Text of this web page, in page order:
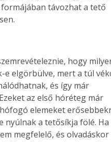
távozhat a tető
hogy
e elgörbülve, mert a túl
és így már
az első hóréteg már
elemeket
nyúlnak a tetősíkja fölé. Ha
megfelelő, és olvadáskor